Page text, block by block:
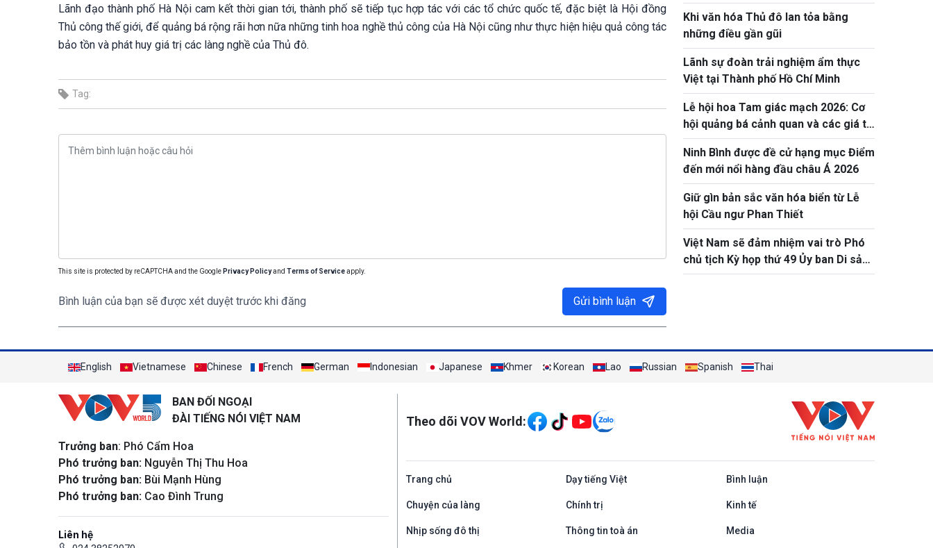
Lãnh đạo thành phố Hà Nội cam kết thời gian tới, thành phố sẽ tiếp tục hợp tác với các tổ chức quốc tế, đặc biệt là Hội đồng
Thủ công thế giới, để quảng bá rộng rãi hơn nữa những tinh hoa nghề thủ công của Hà Nội cũng như thực hiện hiệu quả công tác
bảo tồn và phát huy giá trị các làng nghề của Thủ đô.
Tag:
This site is protected by reCAPTCHA and the Google Privacy Policyand Terms of Serviceapply.
Bình luận của bạn sẽ được xét duyệt trước khi đăng Gửi bình luận
Khi văn hóa Thủ đô lan tỏa bằng
những điều gần gũi
Lãnh sự đoàn trải nghiệm ẩm thực
Việt tại Thành phố Hồ Chí Minh
Lễ hội hoa Tam giác mạch 2026: Cơ
hội quảng bá cảnh quan và các giá trị
văn hóa truyền thống
Ninh Bình được đề cử hạng mục Điểm
đến mới nổi hàng đầu châu Á 2026
Giữ gìn bản sắc văn hóa biển từ Lễ
hội Cầu ngư Phan Thiết
Việt Nam sẽ đảm nhiệm vai trò Phó
chủ tịch Kỳ họp thứ 49 Ủy ban Di sản
Thế giới
English Vietnamese Chinese French German Indonesian Japanese Khmer Korean Lao Russian Spanish Thai
BAN ĐỐI NGOẠI
ĐÀI TIẾNG NÓI VIỆT NAM
Trưởng ban: Phó Cẩm Hoa
Phó trưởng ban: Nguyễn Thị Thu Hoa
Phó trưởng ban: Bùi Mạnh Hùng
Phó trưởng ban: Cao Đình Trung
Liên hệ
Theo dõi VOV World:
Trang chủ Dạy tiếng Việt Bình luận
Chuyện của làng Chính trị Kinh tế
Nhịp sống đô thị Thông tin toà án Media